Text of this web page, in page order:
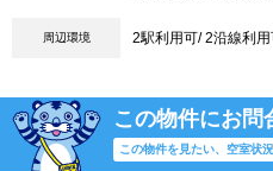
周辺環境 2駅利用可/ 2沿線利
この物件にお問
この物件を見たい、空室状